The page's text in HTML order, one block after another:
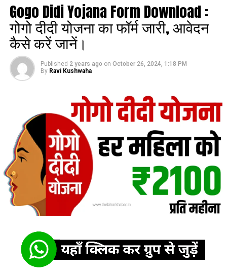
Gogo Didi Yojana Form Download :
गोगो दीदी योजना का फॉर्म जारी, आवेदन
कैसे करें जानें।
Published 2 years ago on October 26, 2024, 1:18 PM
By Ravi Kushwaha